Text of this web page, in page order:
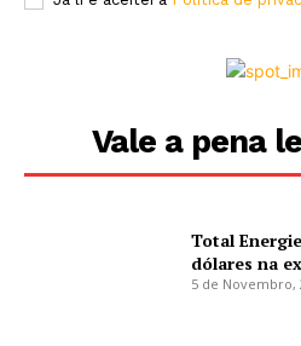
Vale a pena
Total
dólares na
5 de Novembro,